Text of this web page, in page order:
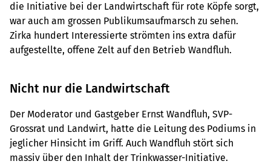
die Initiative bei der Landwirtschaft für rote Köpfe sorgt,
war auch am grossen Publikumsaufmarsch zu sehen.
Zirka hundert Interessierte strömten ins extra dafür
aufgestellte, offene Zelt auf den Betrieb Wandfluh.
Nicht nur die Landwirtschaft
Der Moderator und Gastgeber Ernst Wandfluh, SVP-
Grossrat und Landwirt, hatte die Leitung des Podiums in
jeglicher Hinsicht im Griff. Auch Wandfluh stört sich
massiv über den Inhalt der Trinkwasser-Initiative.